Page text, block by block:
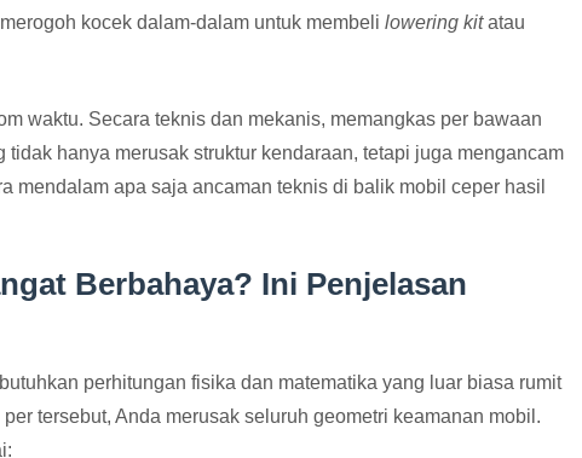
kocek dalam-dalam untuk membeli lowering kitatau
waktu. Secara teknis dan mekanis, memangkas per bawaan
hanya merusak struktur kendaraan, tetapi juga mengancam
mendalam apa saja ancaman teknis di balik mobil ceper hasil
Berbahaya? Ini Penjelasan
perhitungan fisika dan matematika yang luar biasa rumit
tersebut, Anda merusak seluruh geometri keamanan mobil.